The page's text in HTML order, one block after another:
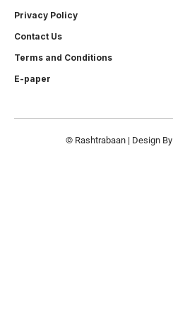
Privacy Policy
Contact Us
Terms and Conditions
E-paper
© Rashtrabaan | Design By